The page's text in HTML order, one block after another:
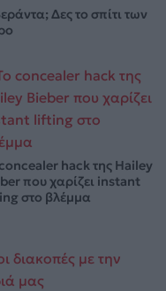
Δες το σπίτι των
hack της Hailey
που χαρίζει instant
στο βλέμμα